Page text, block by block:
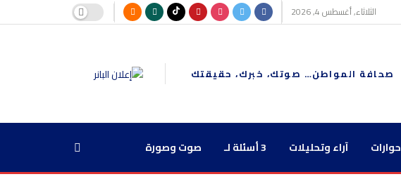
الثلاثاء, أغسطس 4, 2026
صحافة المواطن… صوتك، خبرك، حقيقتك
حوارات آراء وتحليلات 3 أسئلة لـ صوت وصورة